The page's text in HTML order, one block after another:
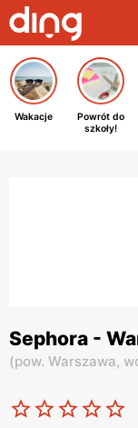
Wakacje
Powrót do
szkoły!
Sephora -
(pow. Warszawa,